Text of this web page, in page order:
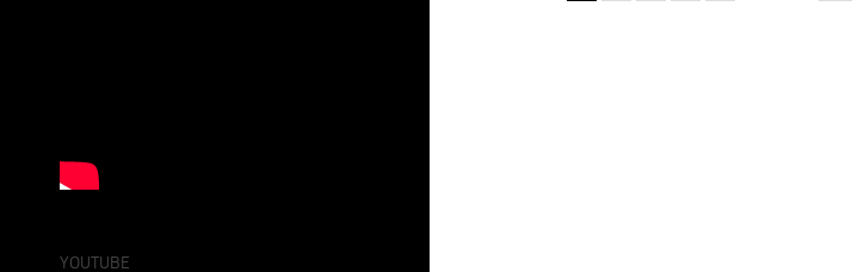
YOUTUBE